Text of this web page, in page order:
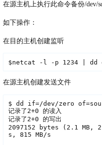
在源主机上执行此命令备份/dev/
如下操作：
在目的主机创建监听
$netcat -l -p 1234 | dd
在源主机创建发送文件
$ dd if=/dev/zero
记录了2+0 的读入
记录了2+0 的写出
2097152 bytes (2.1 MB,
s, 815 MB/s